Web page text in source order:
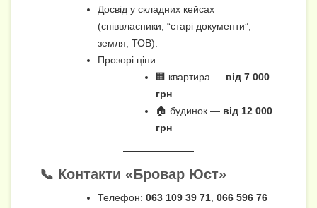
Досвід у складних кейсах
(співвласники, “старі документи”,
земля, ТОВ).
Прозорі ціни:
🏢 квартира — від 7 000
грн
🏠 будинок — від 12 000
грн
📞 Контакти «Бровар Юст»
Телефон: 063 109 39 71 066 596 76